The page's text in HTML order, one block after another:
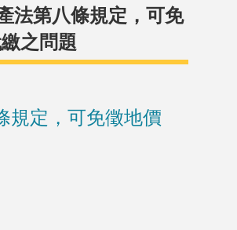
法第八條規定，可免
之問題
規定，可免徵地價